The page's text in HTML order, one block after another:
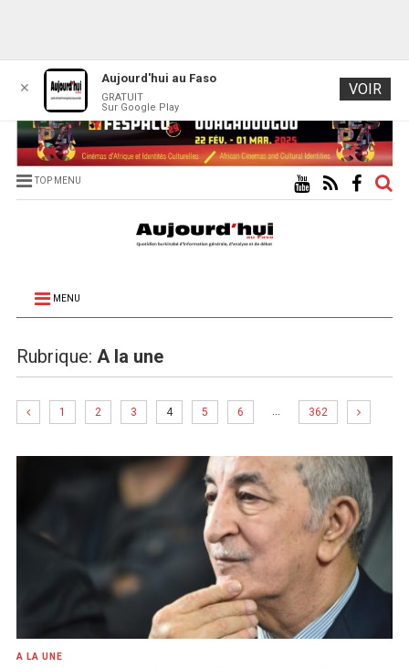
TOP MENU
MENU
Rubrique: A la une
1 2 3 4 5 6 … 362
A LA UNE
✕
Aujourd'hui au Faso
GRATUIT
Sur Google Play
VOIR